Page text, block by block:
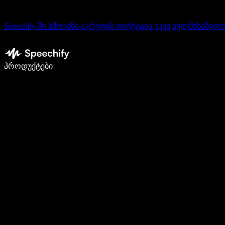
Speechify-ში ხმოვანი აკრეფის დიქტაცია უკვე
პროდუქტები
დაწერე 5-ჯერ სწრაფად ხმით კარნახით